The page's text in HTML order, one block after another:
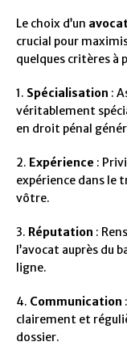
Le choix d’un
crucial pour
quelques critères à
1. Spécialisation :
véritablement
en droit pénal
2. Expérience :
expérience dans le
vôtre.
3. Réputation :
l’avocat auprès du
ligne.
4. Communication
clairement et
dossier.